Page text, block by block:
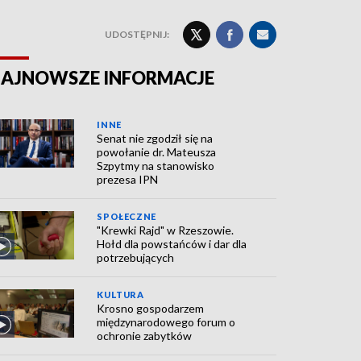
UDOSTĘPNIJ:
INFORMACJE
INNE
Senat nie zgodził się na
powołanie dr. Mateusza
Szpytmy na stanowisko
prezesa IPN
SPOŁECZNE
"Krewki Rajd" w Rzeszowie.
Hołd dla powstańców i dar dla
potrzebujących
KULTURA
Krosno gospodarzem
międzynarodowego forum o
ochronie zabytków